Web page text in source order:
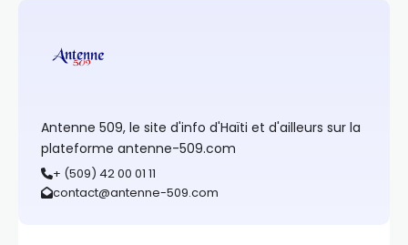
Antenne 509, le site d'info d'Haïti et d'ailleurs sur la
plateforme antenne-509.com
+ (509) 42 00 01 11
contact@antenne-509.com